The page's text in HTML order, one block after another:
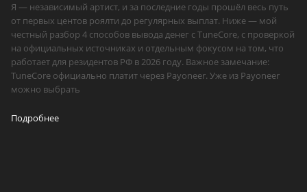
Я — независимый артист, и за последние годы прошёл весь путь
от первых центов роялти до регулярных выплат. Ниже — мой
честный разбор 4 способов вывода денег с TuneCore, с проверкой
на официальных источниках и отдельным фокусом на том, что
работает для резидентов РФ в 2026 году. Важное замечание:
TuneCore официально платит через Payoneer. Уже из Payoneer
можно выбрать
Подробнее